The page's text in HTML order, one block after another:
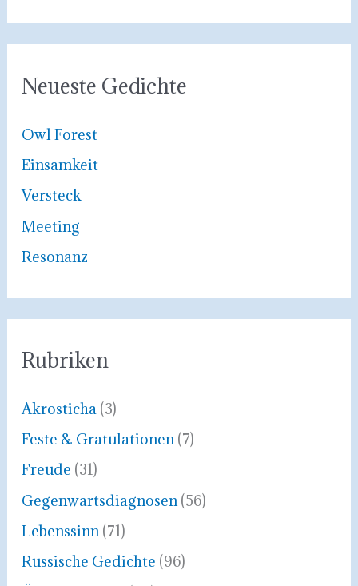
h
n
n
h
:
Neueste Gedichte
Owl Forest
Einsamkeit
Versteck
Meeting
Resonanz
Rubriken
Akrosticha (3)
Feste & Gratulationen(7)
Freude (31)
Gegenwartsdiagnosen (56)
Lebenssinn(71)
Russische Gedichte (96)